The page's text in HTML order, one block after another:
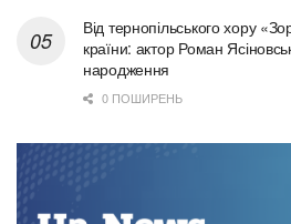
Від тернопільського хору
країни: актор Роман
народження
0 ПОШИРЕНЬ